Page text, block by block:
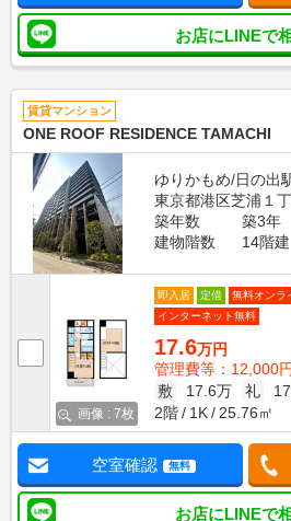
お店にLINEで
賃貸マンション
ONE ROOF RESIDENCE TAMACHI
ゆりかもめ/日の出
東京都港区芝浦１
築年数
築3年
建物階数
14階建
画像 : 7枚
即入居 定借
無料オンラ
インターネット無料
17.6万円
管理費等：12,000円
敷
17.6万 礼
2階
1K 25.76㎡
空室確認 無料
お店にLINEで